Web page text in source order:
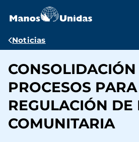
contenido
Ruta
navegación
Noticias
CONSOLIDACIÓN
PROCESOS
REGULACIÓN
COMUNITARIA